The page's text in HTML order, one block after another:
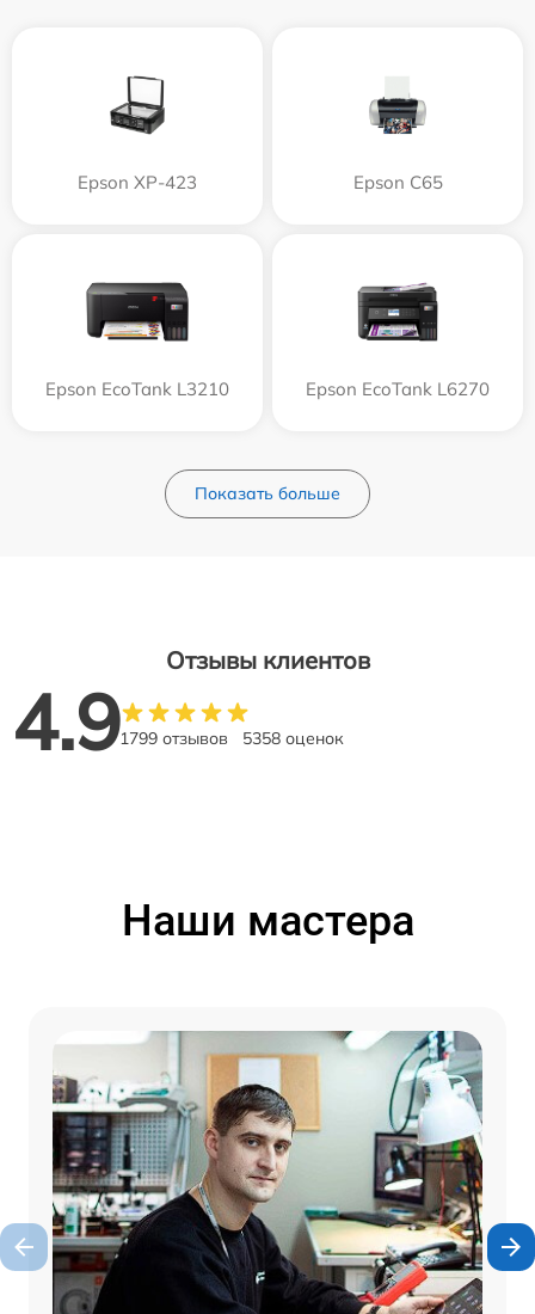
Epson XP-423 Epson C65
Epson EcoTank L3210 Epson EcoTank L6270
Показать больше
Отзывы клиентов
4.91799 отзывов 5358 оценок
Наши мастера